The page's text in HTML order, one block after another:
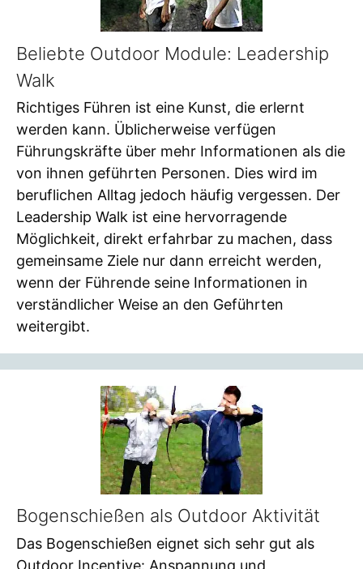
Beliebte Outdoor Module: Leadership
Walk
Richtiges Führen ist eine Kunst, die erlernt
werden kann. Üblicherweise verfügen
Führungskräfte über mehr Informationen als die
von ihnen geführten Personen. Dies wird im
beruflichen Alltag jedoch häufig vergessen. Der
Leadership Walk ist eine hervorragende
Möglichkeit, direkt erfahrbar zu machen, dass
gemeinsame Ziele nur dann erreicht werden,
wenn der Führende seine Informationen in
verständlicher Weise an den Geführten
weitergibt.
Bogenschießen als Outdoor Aktivität
Das Bogenschießen eignet sich sehr gut als
Outdoor Incentive: Anspannung und